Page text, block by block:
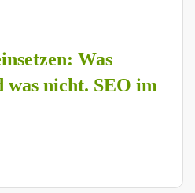
Was
nicht. SEO im